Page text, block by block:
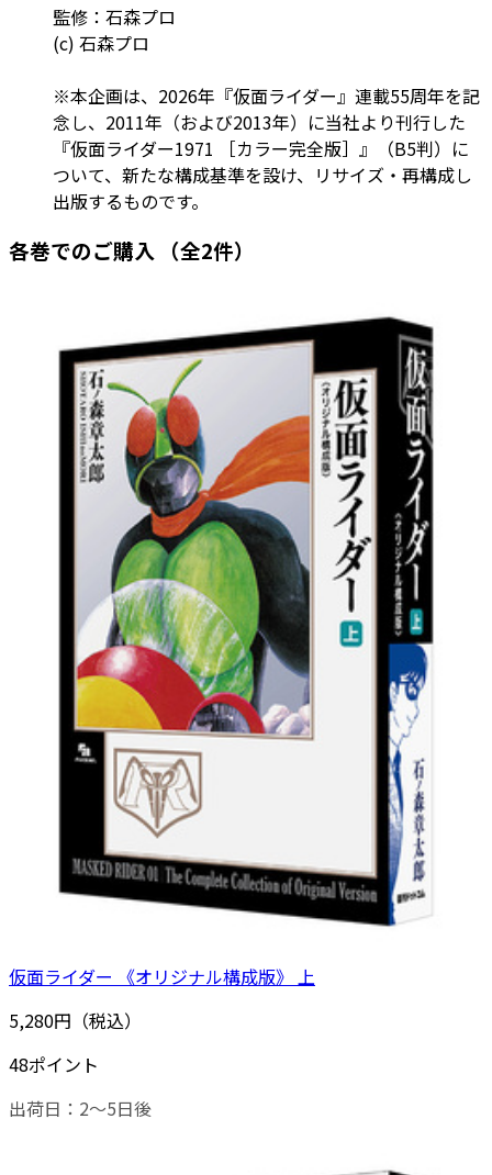
監修：石森プロ
(c) 石森プロ
※本企画は、2026年『仮面ライダー』連載55周年を記
念し、2011年（および2013年）に当社より刊行した
『仮面ライダー1971 ［カラー完全版］』（B5判）に
ついて、新たな構成基準を設け、リサイズ・再構成し
出版するものです。
各巻でのご購入 （全2件）
仮面ライダー 《オリジナル構成版》 上
5,280円（税込）
48ポイント
出荷日：2～5日後